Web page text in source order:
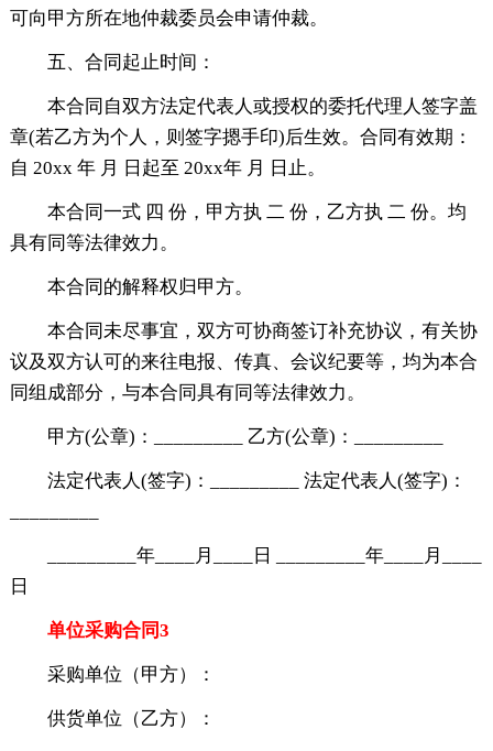
可向甲方所在地仲裁委员会申请仲裁。
五、合同起止时间：
本合同自双方法定代表人或授权的委托代理人签字盖
章(若乙方为个人，则签字摁手印)后生效。合同有效期：
自 20xx 年 月 日起至 20xx年 月 日止。
本合同一式 四 份，甲方执 二 份，乙方执 二 份。均
具有同等法律效力。
本合同的解释权归甲方。
本合同未尽事宜，双方可协商签订补充协议，有关协
议及双方认可的来往电报、传真、会议纪要等，均为本合
同组成部分，与本合同具有同等法律效力。
甲方(公章)：_________ 乙方(公章)：_________
法定代表人(签字)：_________ 法定代表人(签字)：
_________年____月____日 _________年____月____
日
单位采购合同3
采购单位（甲方）：
供货单位（乙方）：